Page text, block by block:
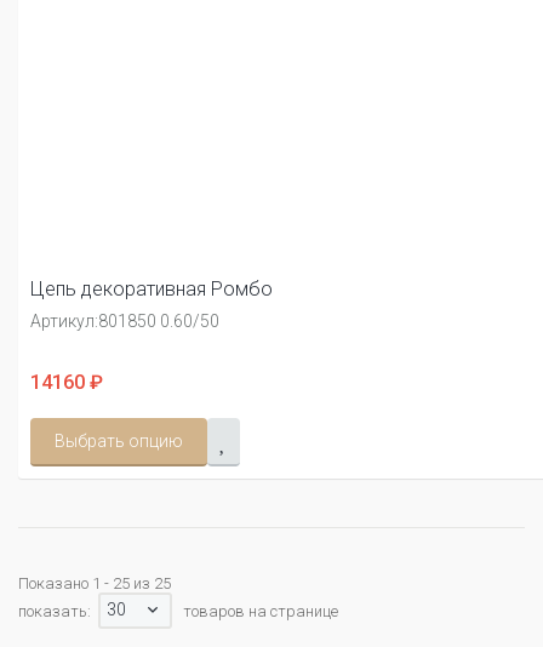
Цепь декоративная Ромбо
Артикул:801850 0.60/50
14160 ₽
Выбрать опцию
Показано 1 - 25 из 25
показать:
30 товаров на странице